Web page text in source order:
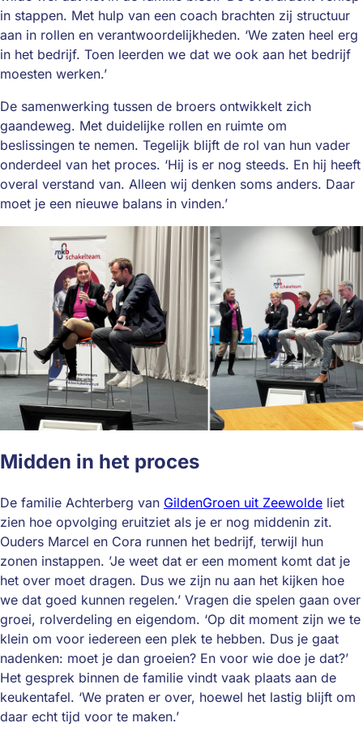
in stappen. Met hulp van een coach brachten zij structuur
aan in rollen en verantwoordelijkheden. ‘We zaten heel erg
in het bedrijf. Toen leerden we dat we ook aan het bedrijf
moesten werken.’
De samenwerking tussen de broers ontwikkelt zich
gaandeweg. Met duidelijke rollen en ruimte om
beslissingen te nemen. Tegelijk blijft de rol van hun vader
onderdeel van het proces. ‘Hij is er nog steeds. En hij heeft
overal verstand van. Alleen wij denken soms anders. Daar
moet je een nieuwe balans in vinden.’
Midden in het proces
De familie Achterberg van GildenGroen uit Zeewolde liet
zien hoe opvolging eruitziet als je er nog middenin zit.
Ouders Marcel en Cora runnen het bedrijf, terwijl hun
zonen instappen. ’Je weet dat er een moment komt dat je
het over moet dragen. Dus we zijn nu aan het kijken hoe
we dat goed kunnen regelen.’ Vragen die spelen gaan over
groei, rolverdeling en eigendom. ‘Op dit moment zijn we te
klein om voor iedereen een plek te hebben. Dus je gaat
nadenken: moet je dan groeien? En voor wie doe je dat?’
Het gesprek binnen de familie vindt vaak plaats aan de
keukentafel. ‘We praten er over, hoewel het lastig blijft om
daar echt tijd voor te maken.’